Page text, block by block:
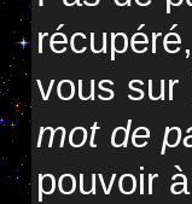
vous sur
mot de
pouvoir